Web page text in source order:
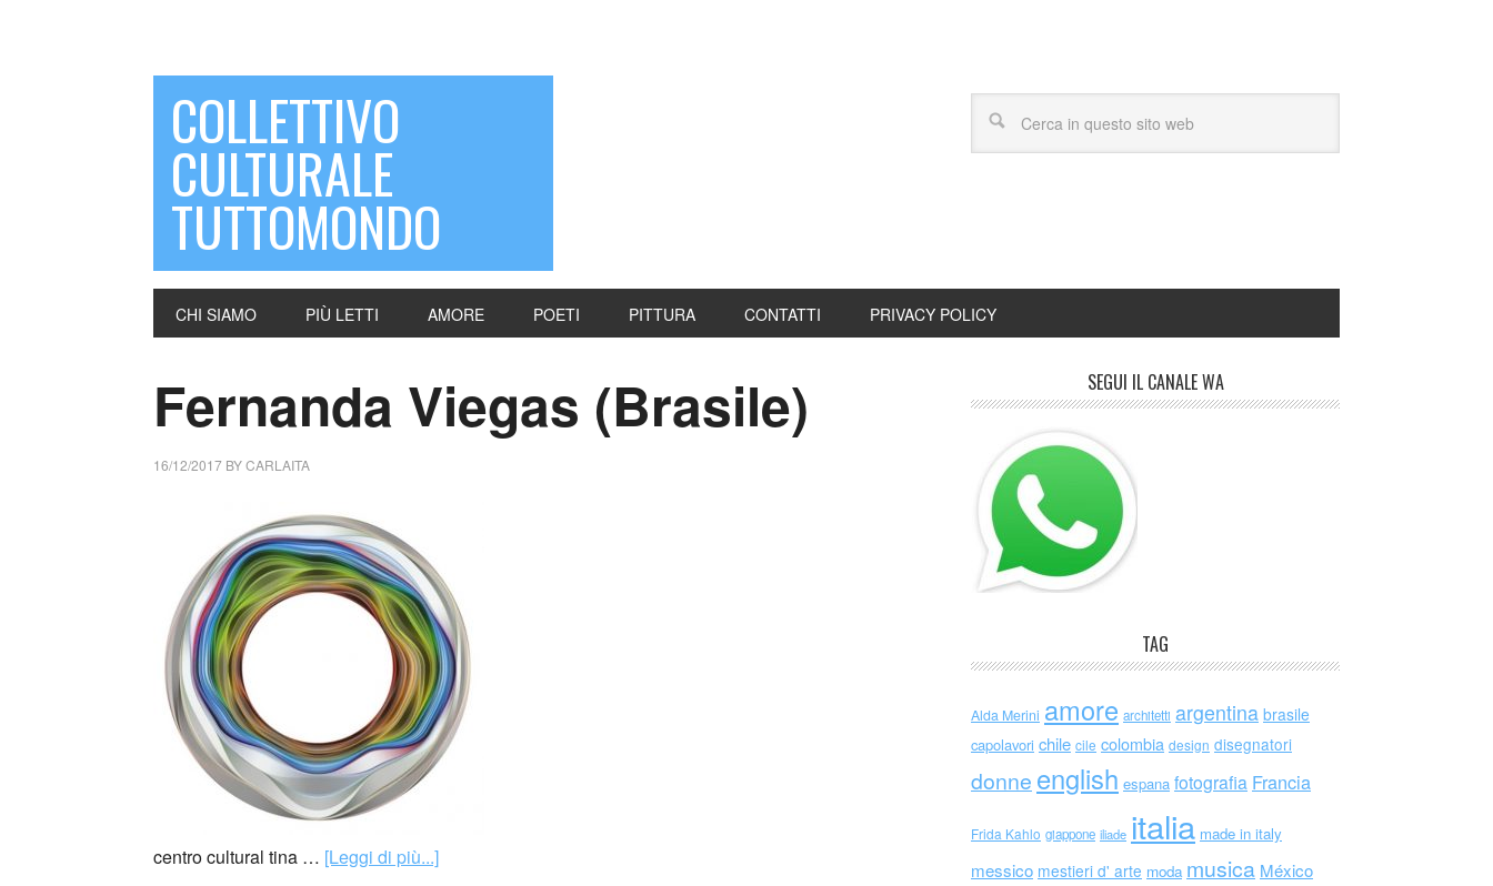
COLLETTIVO
CULTURALE
TUTTOMONDO
CHI SIAMO PIÙ LETTI AMORE POETI PITTURA CONTATTI PRIVACY POLICY
Fernanda Viegas (Brasile)
16/12/2017 BYCARLAITA
centro cultural tina … [Leggi di più...]
SEGUI IL CANALE WA
TAG
Alda Merini amore architetti argentina brasile
capolavori chile cile colombia design disegnatori
donne english espana fotografia Francia
Frida Kahlo giappone iliade italia made in italy
messico mestieri d' arte moda musica México